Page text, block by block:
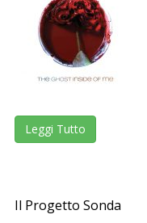
Il Progetto Sonda
Leggi Tutto